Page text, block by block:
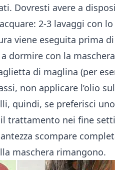
Dovresti avere a
2-3 lavaggi con
viene eseguita prima
dormire con la
di maglina (per
non applicare l’olio
quindi, se preferisci
trattamento nei fine
scompare
maschera rimangono.